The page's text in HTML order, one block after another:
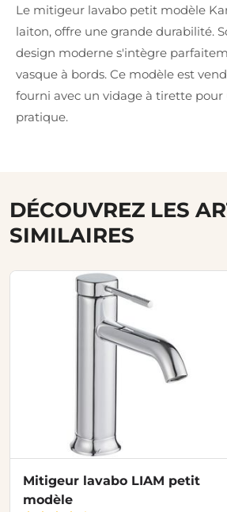
Le mitigeur lavabo petit modèle
laiton, offre une grande durabilité.
design moderne s'intègre
vasque à bords. Ce modèle est
fourni avec un vidage à tirette
pratique.
DÉCOUVREZ LES
SIMILAIRES
Mitigeur lavabo LIAM petit
modèle